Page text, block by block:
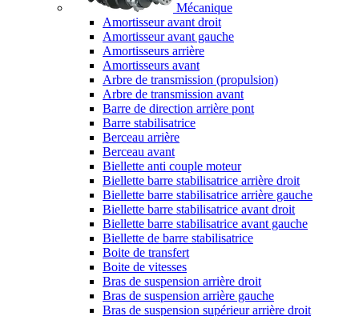
Mécanique
Amortisseur avant droit
Amortisseur avant gauche
Amortisseurs arrière
Amortisseurs avant
Arbre de transmission (propulsion)
Arbre de transmission avant
Barre de direction arrière pont
Barre stabilisatrice
Berceau arrière
Berceau avant
Biellette anti couple moteur
Biellette barre stabilisatrice arrière droit
Biellette barre stabilisatrice arrière gauche
Biellette barre stabilisatrice avant droit
Biellette barre stabilisatrice avant gauche
Biellette de barre stabilisatrice
Boite de transfert
Boite de vitesses
Bras de suspension arrière droit
Bras de suspension arrière gauche
Bras de suspension supérieur arrière droit